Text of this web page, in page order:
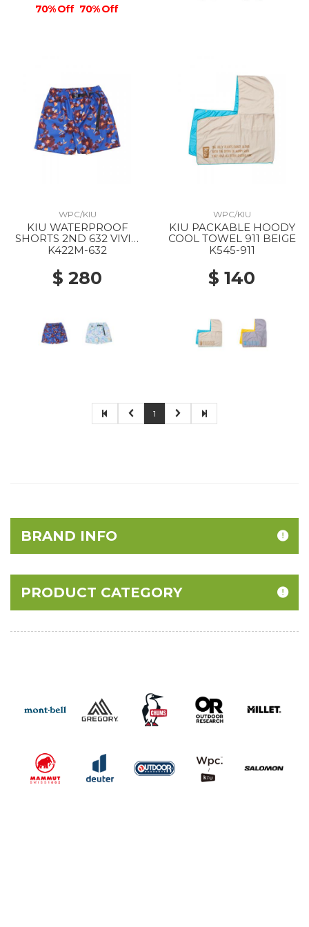
70% Off 70% Off
WPC/KIU
KIU WATERPROOF
SHORTS 2ND 632 VIVID
FLOWER
K422M-632
$ 280
WPC/KIU
KIU PACKABLE HOODY
COOL TOWEL 911 BEIGE
K545-911
$ 140
1
BRAND INFO
PRODUCT CATEGORY